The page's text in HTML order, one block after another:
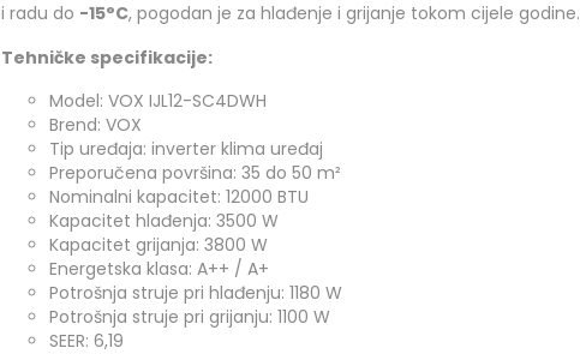
i radu do -15°C, pogodan je za hlađenje i grijanje tokom cijele godine.
Tehničke specifikacije:
Model: VOX IJL12-SC4DWH
Brend: VOX
Tip uređaja: inverter klima uređaj
Preporučena površina: 35 do 50 m²
Nominalni kapacitet: 12000 BTU
Kapacitet hlađenja: 3500 W
Kapacitet grijanja: 3800 W
Energetska klasa: A++ / A+
Potrošnja struje pri hlađenju: 1180 W
Potrošnja struje pri grijanju: 1100 W
SEER: 6,19